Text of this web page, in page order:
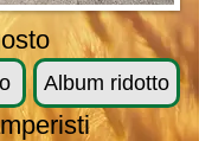
Album ridotto